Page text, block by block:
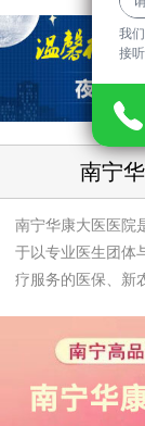
南宁
南宁华康大医医院
于以专业医生团体
疗服务的医保、新
我
接